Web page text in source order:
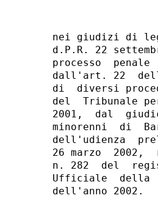
nei giudizi di
d.P.R. 22
processo
dall'art. 22
di  diversi
del  Tribunale
2001,  dal
minorenni  di
dell'udienza
26 marzo
n. 282  del
Ufficiale  della
dell'anno 2002.